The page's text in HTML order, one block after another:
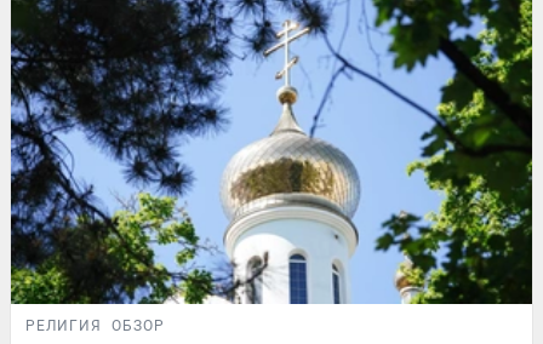
РЕЛИГИЯ ОБЗОР